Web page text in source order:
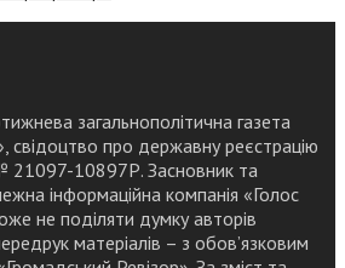
загальнополітична газета
свідоцтво про державну реєстрацію
21097-10897Р. Засновник та
інформаційна компанія «Голос
не поділяти думку авторів
матеріалів – з обов’язковим